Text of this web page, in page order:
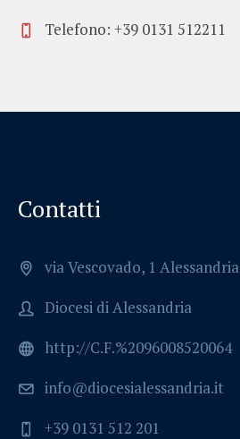
Telefono: +39 0131 512211
Contatti
via Vescovado, 1 Alessandria
Diocesi di Alessandria
http://C.F.%2096008520064
info@diocesialessandria.it
+39 0131 512 201